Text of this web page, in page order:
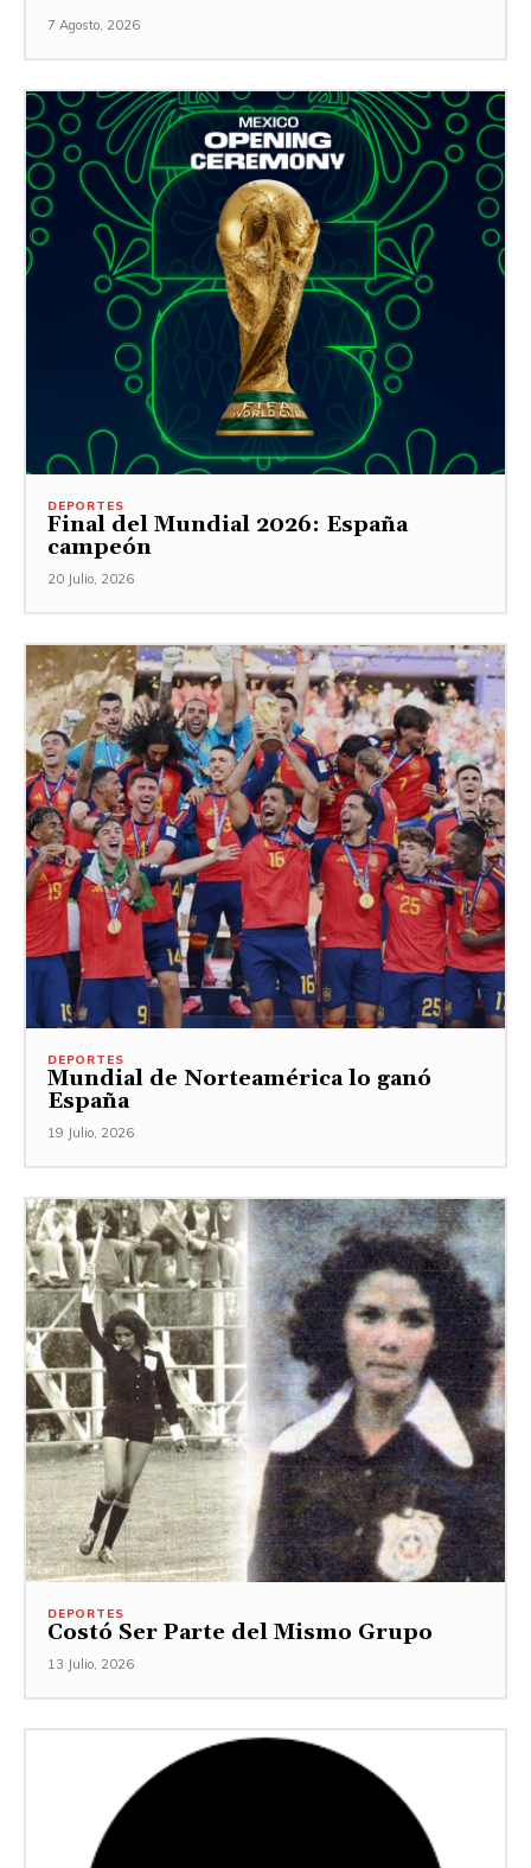
7 Agosto, 2026
DEPORTES
Final del Mundial 2026: España
campeón
20 Julio, 2026
DEPORTES
Mundial de Norteamérica lo ganó
España
19 Julio, 2026
DEPORTES
Costó Ser Parte del Mismo Grupo
13 Julio, 2026